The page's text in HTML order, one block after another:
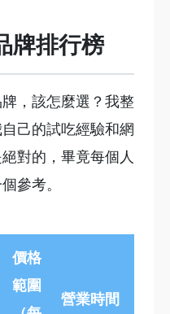
牌排行榜
，該怎麼選？我整
己的試吃經驗和網
對的，畢竟每個人
參考。
價格
範圍
營業時間